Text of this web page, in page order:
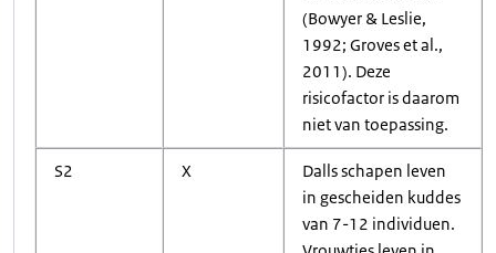
(Bowyer & Leslie,
1992; Groves et al.,
2011). Deze
risicofactor is daarom
niet van toepassing.
S2 X
Dalls schapen leven
in gescheiden kuddes
van 7-12 individuen.